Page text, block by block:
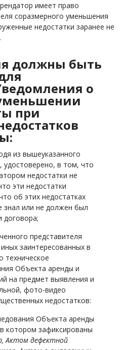
имеет право
соразмерного уменьшения
недостатки заранее не
должны быть
о
при
из вышеуказанного
удостоверено, в том, что
недостатки не
эти недостатки
об этих недостатках
знал или не должен был
договора;
представителя
заинтересованных в
техническое
Объекта аренды и
на предмет выявления и
фото-видео
недостатков:
Объекта аренды
котором зафиксированы
Актом дефектной